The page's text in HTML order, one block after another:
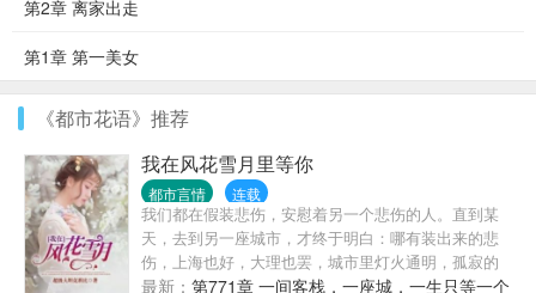
第2章 离家出走
第1章 第一美女
《都市花语》推荐
我在风花雪月里等你
都市言情 连载
我们都在假装悲伤，安慰着另一个悲伤的人。直到某
天，去到另一座城市，才终于明白：哪有装出来的悲
伤，上海也好，大理也罢，城市里灯火通明，孤寂的
却只有人心！这是一个逃离都市的失意男人，去大理
最新： 第771章 一间客栈，一座城，一生只等一个